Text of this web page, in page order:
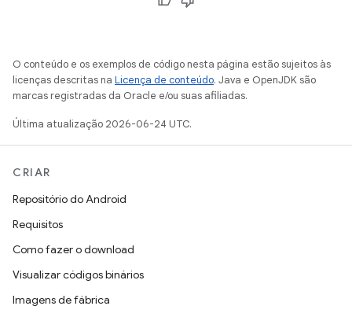
O conteúdo e os exemplos de código nesta página estão sujeitos às
licenças descritas na Licença de conteúdo. Java e OpenJDK são
marcas registradas da Oracle e/ou suas afiliadas.
Última atualização 2026-06-24 UTC.
CRIAR
Repositório do Android
Requisitos
Como fazer o download
Visualizar códigos binários
Imagens de fábrica